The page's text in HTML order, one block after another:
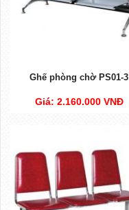
Ghế phòng chờ PS01-3
Giá: 2.160.000 VNĐ